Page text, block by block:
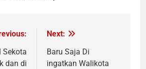
Sekota
dan di
Next:
Baru Saja Di
ingatkan Walikota